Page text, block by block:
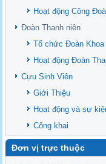
Danh Mục các Đề Tài
Văn bản - Quy định
Ban chấp hành Đảng bộ
Hoạt động Công
Đoàn Thanh niên
Tổ chức Đoàn Khoa
Hoạt động Đoàn
Cựu Sinh Viên
Giới Thiệu
Hoạt động và sự
Công khai
Đơn vị trực thuộc